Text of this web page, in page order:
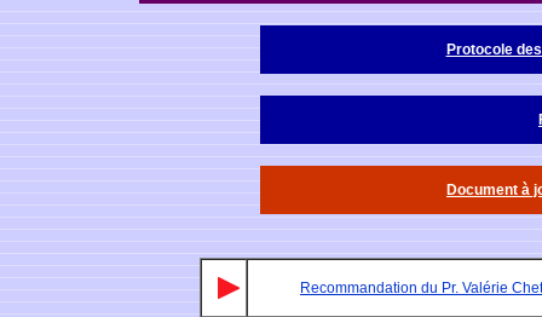
Protocole
Document à
Recommandation du Pr. Valérie